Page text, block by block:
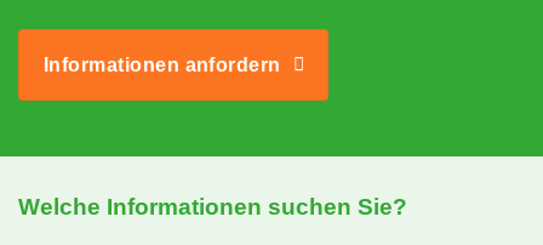
Informationen anfordern
Welche Informationen suchen Sie?